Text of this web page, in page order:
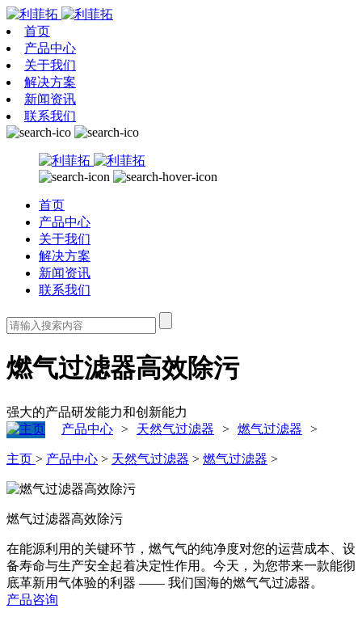
首页
产品中心
关于我们
解决方案
新闻资讯
联系我们
首页
产品中心
关于我们
解决方案
新闻资讯
联系我们
燃气过滤器高效除污
强大的产品研发能力和创新能力
产品中心 > 天然气过滤器 > 燃气过滤器 >
主页 > 产品中心 > 天然气过滤器 > 燃气过滤器 >
燃气过滤器高效除污
在能源利用的关键环节，燃气气的纯净度对您的运营成本、设
备寿命与生产安全起着决定性作用。今天，为您带来一款能彻
底革新用气体验的利器 —— 我们国海的燃气气过滤器。
产品咨询